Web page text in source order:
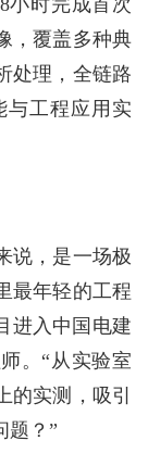
小时完成首次
，覆盖多种典
处理，全链路
与工程应用实
说，是一场极
最年轻的工程
进入中国电建
。“从实验室
实测，吸引
题？”